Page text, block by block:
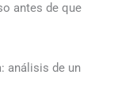
antes de que
análisis de un